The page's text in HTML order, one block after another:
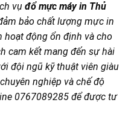
vụ đổ mực máy in Thủ
bảo chất lượng mực in
hoạt động ổn định và cho
cam kết mang đến sự hài
đội ngũ kỹ thuật viên giàu
nghiệp và chế độ
0767089285 để được tư